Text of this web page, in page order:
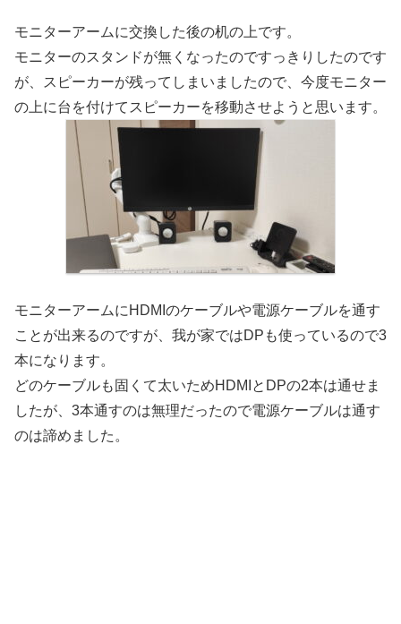
モニターアームに交換した後の机の上です。
モニターのスタンドが無くなったのですっきりしたのです
が、スピーカーが残ってしまいましたので、今度モニター
の上に台を付けてスピーカーを移動させようと思います。
モニターアームにHDMIのケーブルや電源ケーブルを通す
ことが出来るのですが、我が家ではDPも使っているので3
本になります。
どのケーブルも固くて太いためHDMIとDPの2本は通せま
したが、3本通すのは無理だったので電源ケーブルは通す
のは諦めました。